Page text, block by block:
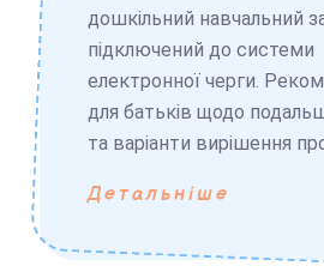
дошкільний навчальний
підключений до системи
електронної черги.
для батьків щодо
та варіанти вирішення
Детальніше